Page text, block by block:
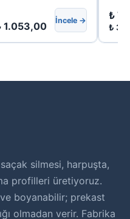
1.053,00 İncele → ₺
₺
silmesi, harpuşta,
profilleri üretiyoruz.
boyanabilir; prekast
olmadan verir. Fabrika